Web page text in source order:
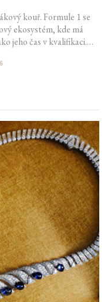
kouř. Formule 1 se
ekosystém, kde má
jeho čas v kvalifikaci.
a partnerek
světa. Jak se z
nás drama v paddocku